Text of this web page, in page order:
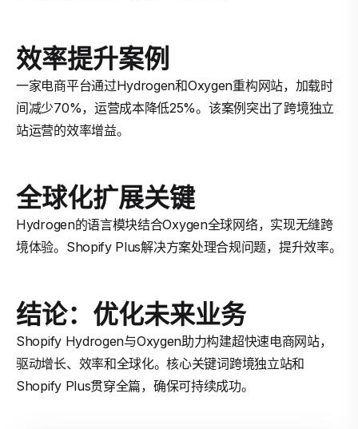
效率提升案例
一家电商平台通过Hydrogen和Oxygen重构网站，加载时
间减少70%，运营成本降低25%。该案例突出了跨境独立
站运营的效率增益。
全球化扩展关键
Hydrogen的语言模块结合Oxygen全球网络，实现无缝跨
境体验。Shopify Plus解决方案处理合规问题，提升效率。
结论：优化未来业务
Shopify Hydrogen与Oxygen助力构建超快速电商网站，
驱动增长、效率和全球化。核心关键词跨境独立站和
Shopify Plus贯穿全篇，确保可持续成功。